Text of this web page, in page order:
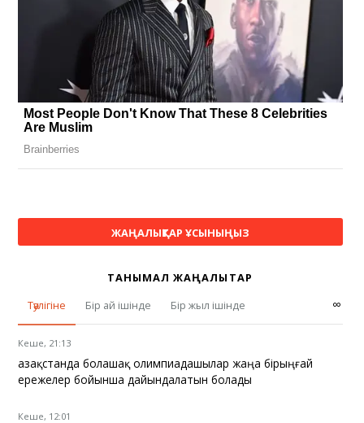
ЖАҢАЛЫҚТАР ҰСЫНЫҢЫЗ
ТАНЫМАЛ ЖАҢАЛЫҚТАР
Тәулігіне
Бір ай ішінде Бір жыл ішінде ∞
Кеше, 21:13
Қазақстанда болашақ олимпиадашылар жаңа бірыңғай
ережелер бойынша дайындалатын болады
Кеше, 12:01